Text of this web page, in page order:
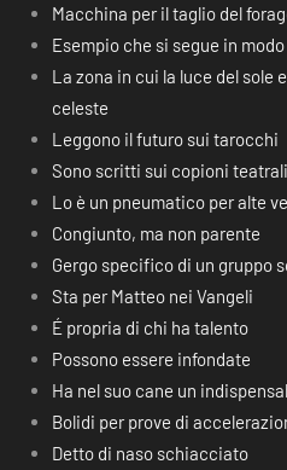
Macchina per il taglio del
Esempio che si segue in
La zona in cui la luce del sole
celeste
Leggono il futuro sui tarocchi
Sono scritti sui copioni teatrali
Lo è un pneumatico per alte
Congiunto, ma non parente
Gergo specifico di un gruppo
Sta per Matteo nei Vangeli
É propria di chi ha talento
Possono essere infondate
Ha nel suo cane un
Bolidi per prove di
Detto di naso schiacciato